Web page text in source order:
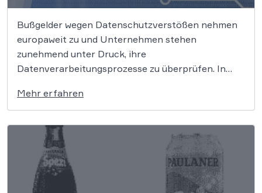
Bußgelder wegen Datenschutzverstößen nehmen
europaweit zu und Unternehmen stehen
zunehmend unter Druck, ihre
Datenverarbeitungsprozesse zu überprüfen. In
verhängte Bußgelder und zeigen auf, wie Sie Ihr
Unternehmen mit unseren maßgeschneiderten
Datenschutzpaketen schützen können. Lesen Sie
weiter, um zu erfahren, warum präventive
Maßnahmen heute […]
Mehr erfahren